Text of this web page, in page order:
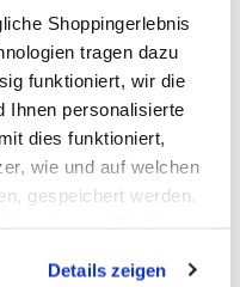
Shoppingerlebnis
tragen dazu
funktioniert, wir die
Ihnen personalisierte
dies funktioniert,
wie und auf welchen
gespeichert werden.
der Webseite auf jeden
Details zeigen